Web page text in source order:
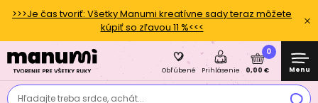
>>>Je čas tvoriť: Všetky Manumi kreatívne sady teraz môžete
kúpiť so zľavou 11 %<<<
Hľadajte treba srdce, achát...
Obľúbené Prihlásenie
0
0,00 € Menu